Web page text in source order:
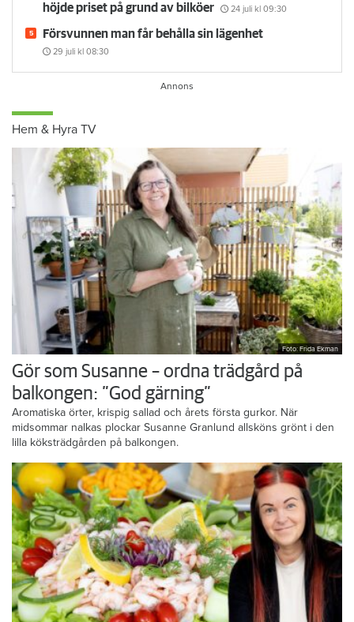
höjde priset på grund av bilköer
24 juli kl 09:30
Försvunnen man får behålla sin lägenhet
29 juli kl 08:30
Hem & Hyra TV
Foto: Frida Ekman
Gör som Susanne – ordna trädgård på
balkongen: ”God gärning”
Aromatiska örter, krispig sallad och årets första gurkor. När
midsommar nalkas plockar Susanne Granlund allsköns grönt i den
lilla köksträdgården på balkongen.